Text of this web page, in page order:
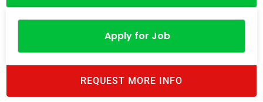
Apply for Job
REQUEST MORE INFO